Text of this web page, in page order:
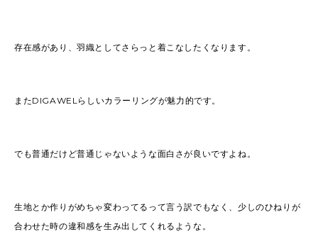
存在感があり、羽織としてさらっと着こなしたくなります。
またDIGAWELらしいカラーリングが魅力的です。
でも普通だけど普通じゃないような面白さが良いですよね。
生地とか作りがめちゃ変わってるって言う訳でもなく、少しのひねりが
合わせた時の違和感を生み出してくれるような。